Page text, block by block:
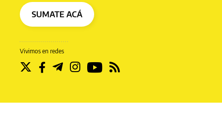
Vivimos en redes
SUMATE ACÁ